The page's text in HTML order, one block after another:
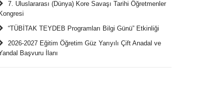
7. Uluslararası (Dünya) Kore Savaşı Tarihi Öğretmenler
“TÜBİTAK TEYDEB Programları Bilgi Günü” Etkinliği
2026-2027 Eğitim Öğretim Güz Yarıyılı Çift Anadal ve
Başvuru İlanı